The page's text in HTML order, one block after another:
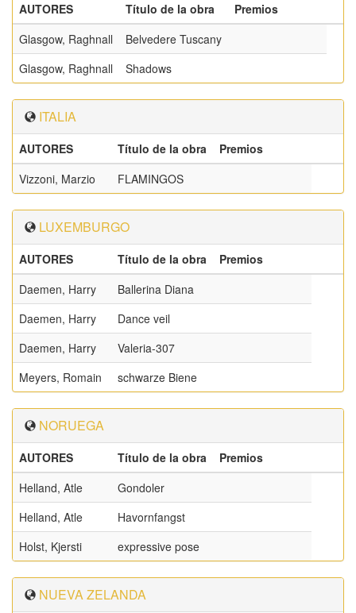
AUTORES Título de la obra
Premios
Glasgow, Raghnall
Belvedere Tuscany
Glasgow, Raghnall
Shadows
ITALIA
AUTORES Título de la obra
Premios
Vizzoni, Marzio
FLAMINGOS
LUXEMBURGO
AUTORES Título de la obra
Premios
Daemen, Harry
Ballerina Diana
Daemen, Harry
Dance veil
Daemen, Harry
Valeria-307
Meyers, Romain
schwarze Biene
NORUEGA
AUTORES Título de la obra
Premios
Helland, Atle
Gondoler
Helland, Atle
Havornfangst
Holst, Kjersti
expressive pose
NUEVA ZELANDA